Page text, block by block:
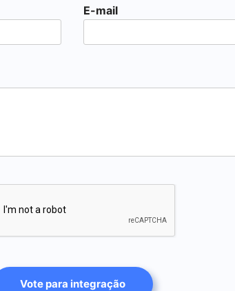
E-mail
Vote para integração